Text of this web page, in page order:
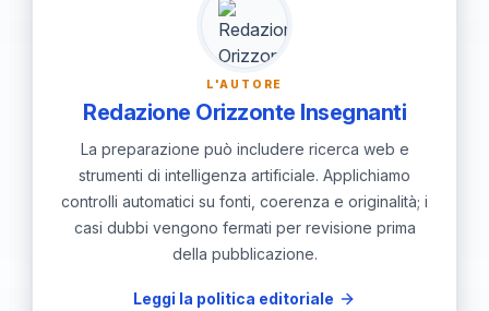
inclusivo e stimolante.
L'AUTORE
Redazione Orizzonte Insegnanti
La preparazione può includere ricerca web e
strumenti di intelligenza artificiale. Applichiamo
controlli automatici su fonti, coerenza e originalità; i
casi dubbi vengono fermati per revisione prima
della pubblicazione.
Leggi la politica editoriale